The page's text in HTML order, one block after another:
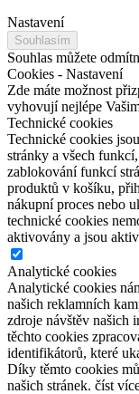
Nastavení
Souhlasím
Souhlas můžete
Cookies - Nastavení
Zde máte možnost
vyhovují nejlépe
Technické cookies
Technické cookies
stránky a všech
zablokování funkcí
produktů v košíku,
nákupní proces nebo
technické cookies
aktivovány a jsou
Analytické cookies
Analytické cookies
našich reklamních
zdroje návštěv našich
těchto cookies
identifikátorů, které
Díky těmto cookies
našich stránek. číst